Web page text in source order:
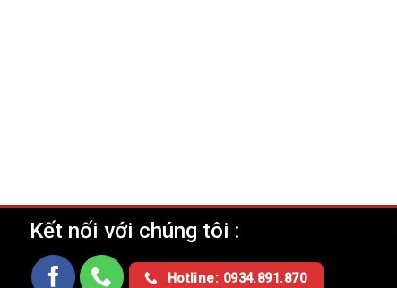
Kết nối với chúng tôi :
Hotline: 0934.891.870